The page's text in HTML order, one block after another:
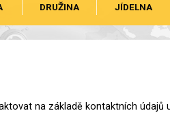
DRUŽINA JÍDELNA
na základě kontaktních údajů